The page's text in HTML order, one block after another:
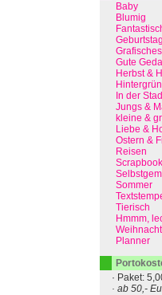
Baby
Blumig
Geburtstag
Grafisches
Gute
Herbst &
In der
Jungs &
kleine &
Liebe &
Ostern &
Reisen
Sommer
Tierisch
Hmmm,
Planner
· Paket:
· ab 50,-